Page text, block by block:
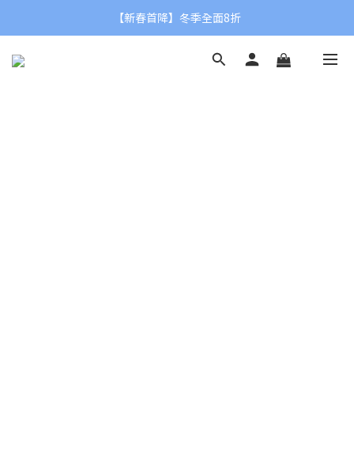
【父親節限定】滿額贈品牌運動毛巾👨❤
【新春首降】冬季全面8折
【父親節限定】滿額贈品牌運動毛巾👨❤